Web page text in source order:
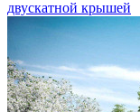
двускатной крышей